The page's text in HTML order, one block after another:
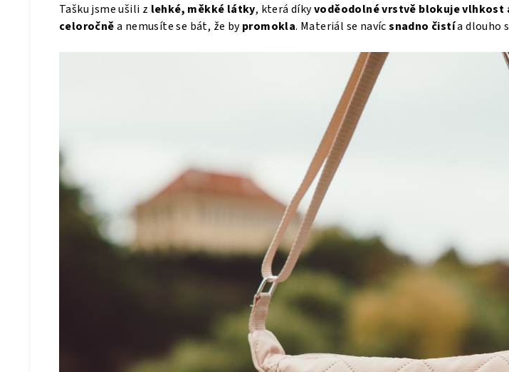
Tašku jsme ušili z lehké, měkké látky, která díkyvoděodolné vrstvě blokuje vlhkost
celoročněa nemusíte se bát, že bypromokla. Materiál se navícsnadno čistía dlouho